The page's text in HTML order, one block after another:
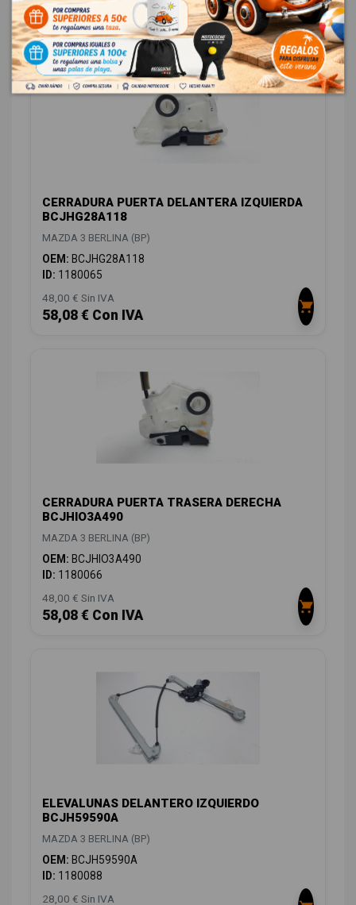
58,08 € Con IVA
CERRADURA PUERTA DELANTERA IZQUIERDA
BCJHG28A118
MAZDA 3 BERLINA (BP)
OEM: BCJHG28A118
ID: 1180065
48,00 € Sin IVA
58,08 € Con IVA
CERRADURA PUERTA TRASERA DERECHA
BCJHIO3A490
MAZDA 3 BERLINA (BP)
OEM: BCJHIO3A490
ID: 1180066
48,00 € Sin IVA
58,08 € Con IVA
ELEVALUNAS DELANTERO IZQUIERDO
BCJH59590A
MAZDA 3 BERLINA (BP)
OEM: BCJH59590A
ID: 1180088
28,00 € Sin IVA